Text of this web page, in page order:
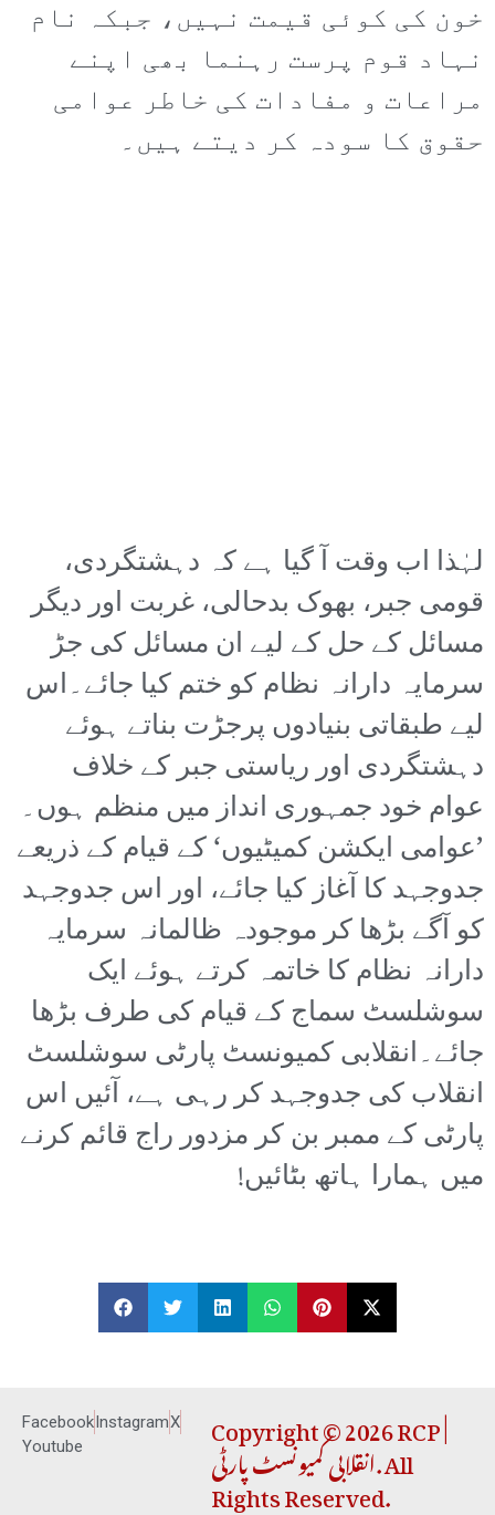
خون کی کوئی قیمت نہیں، جبکہ نام
نہاد قوم پرست رہنما بھی اپنے
مراعات و مفادات کی خاطر عوامی
حقوق کا سودہ کر دیتے ہیں۔
لہٰذا اب وقت آ گیا ہے کہ دہشتگردی،
قومی جبر، بھوک بدحالی، غربت اور دیگر
مسائل کے حل کے لیے ان مسائل کی جڑ
سرمایہ دارانہ نظام کو ختم کیا جائے۔اس
لیے طبقاتی بنیادوں پرجڑت بناتے ہوئے
دہشتگردی اور ریاستی جبر کے خلاف
عوام خود جمہوری انداز میں منظم ہوں۔
’عوامی ایکشن کمیٹیوں‘ کے قیام کے ذریعے
جدوجہد کا آغاز کیا جائے، اور اس جدوجہد
کو آگے بڑھا کر موجودہ ظالمانہ سرمایہ
دارانہ نظام کا خاتمہ کرتے ہوئے ایک
سوشلسٹ سماج کے قیام کی طرف بڑھا
جائے۔انقلابی کمیونسٹ پارٹی سوشلسٹ
انقلاب کی جدوجہد کر رہی ہے، آئیں اس
پارٹی کے ممبر بن کر مزدور راج قائم کرنے
میں ہمارا ہاتھ بٹائیں!
FacebookInstagramX
Youtube
Copyright © 2026 RCP |
انقلابی کمیونسٹ پارٹی. All
Rights Reserved.